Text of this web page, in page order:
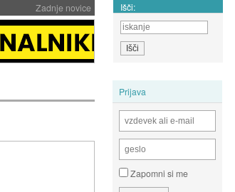
Zadnje novice Išči:
Prijava
Zapomni si me